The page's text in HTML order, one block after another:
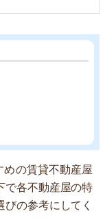
の賃貸不動産屋
で各不動産屋の特
の参考にしてく